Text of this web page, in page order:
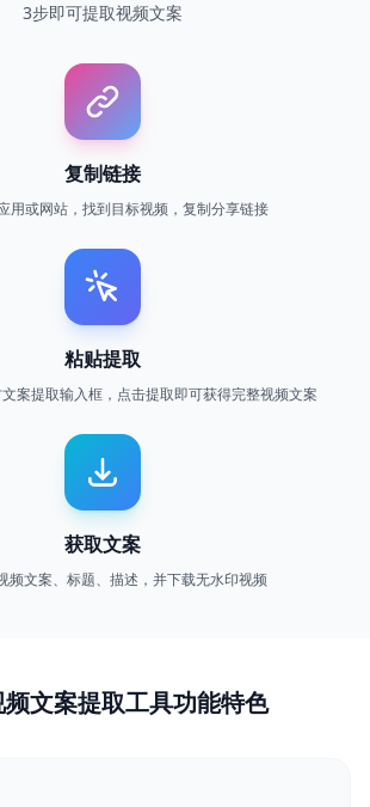
3步即可提取视频文案
复制链接
用或网站，找到目标视频，复制分享链接
粘贴提取
案提取输入框，点击提取即可获得完整视频文案
获取文案
频文案、标题、描述，并下载无水印视频
频文案提取工具功能特色